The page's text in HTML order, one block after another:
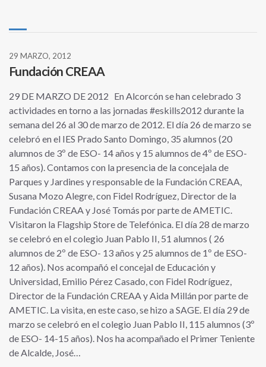
29 MARZO, 2012
Fundación CREAA
29 DE MARZO DE 2012 En Alcorcón se han celebrado 3
actividades en torno a las jornadas #eskills2012 durante la
semana del 26 al 30 de marzo de 2012. El día 26 de marzo se
celebró en el IES Prado Santo Domingo, 35 alumnos (20
alumnos de 3º de ESO- 14 años y 15 alumnos de 4º de ESO-
15 años). Contamos con la presencia de la concejala de
Parques y Jardines y responsable de la Fundación CREAA,
Susana Mozo Alegre, con Fidel Rodríguez, Director de la
Fundación CREAA y José Tomás por parte de AMETIC.
Visitaron la Flagship Store de Telefónica. El día 28 de marzo
se celebró en el colegio Juan Pablo II, 51 alumnos ( 26
alumnos de 2º de ESO- 13 años y 25 alumnos de 1º de ESO-
12 años). Nos acompañó el concejal de Educación y
Universidad, Emilio Pérez Casado, con Fidel Rodríguez,
Director de la Fundación CREAA y Aida Millán por parte de
AMETIC. La visita, en este caso, se hizo a SAGE. El día 29 de
marzo se celebró en el colegio Juan Pablo II, 115 alumnos (3º
de ESO- 14-15 años). Nos ha acompañado el Primer Teniente
de Alcalde, José…